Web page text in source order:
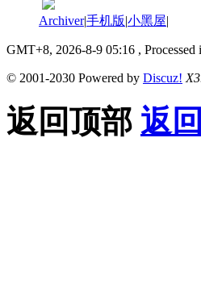
Archiver|手机版|小黑屋|
GMT+8, 2026-8-9 05:16 ,
© 2001-2030 Powered by Discuz!
返回顶部 返